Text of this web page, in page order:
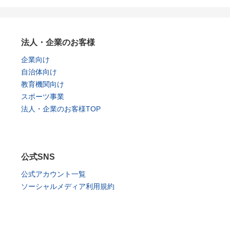
法人・企業のお客様
企業向け
自治体向け
教育機関向け
スポーツ事業
法人・企業のお客様TOP
公式SNS
公式アカウント一覧
ソーシャルメディア利用規約